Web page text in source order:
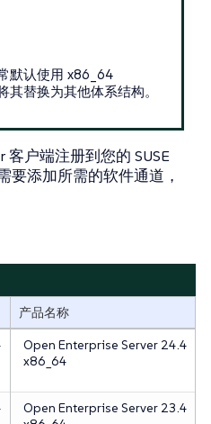
默认使用 x86_64
替换为其他体系结构。
户端注册到您的 SUSE
要添加所需的软件通道，
产品名称
Open Enterprise Server 24.4
x86_64
Open Enterprise Server 23.4